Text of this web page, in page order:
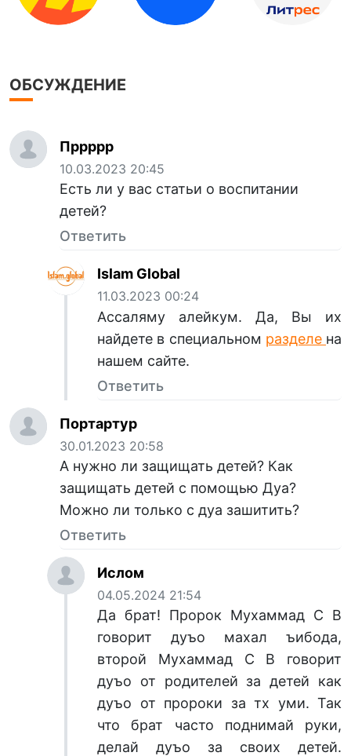
ОБСУЖДЕНИЕ
Пррррр
10.03.2023 20:45
Есть ли у вас статьи о воспитании
детей?
Ответить
Islam Global
11.03.2023 00:24
Ассаляму алейкум. Да, Вы их
найдете в специальном разделе на
нашем сайте.
Ответить
Портартур
30.01.2023 20:58
А нужно ли защищать детей? Как
защищать детей с помощью Дуа?
Можно ли только с дуа зашитить?
Ответить
Ислом
04.05.2024 21:54
Да брат! Пророк Мухаммад С В
говорит дуъо махал ъибода,
второй Мухаммад С В говорит
дуъо от родителей за детей как
дуъо от пророки за тх уми. Так
что брат часто поднимай руки,
делай дуъо за своих детей.